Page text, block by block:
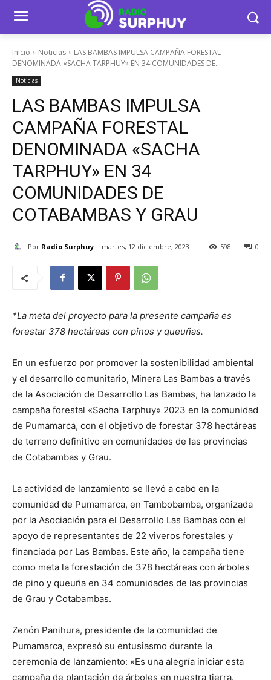
Inicio Noticias
LAS BAMBAS IMPULSA CAMPAÑA FORESTAL
DENOMINADA «SACHA TARPHUY» EN 34 COMUNIDADES DE...
Noticias
LAS BAMBAS IMPULSA
CAMPAÑA FORESTAL
DENOMINADA «SACHA
TARPHUY» EN 34
COMUNIDADES DE
COTABAMBAS Y GRAU
Por Radio Surphuy martes, 12 diciembre, 2023 0
598
*La meta del proyecto para la presente campaña es
forestar 378 hectáreas con pinos y queuñas.
En un esfuerzo por promover la sostenibilidad ambiental
y el desarrollo comunitario, Minera Las Bambas a través
de la Asociación de Desarrollo Las Bambas, ha lanzado la
campaña forestal «Sacha Tarphuy» 2023 en la comunidad
de Pumamarca, con el objetivo de forestar 378 hectáreas
de terreno definitivo en comunidades de las provincias
de Cotabambas y Grau.
La actividad de lanzamiento se llevó a cabo en la
comunidad de Pumamarca, en Tambobamba, organizada
por la Asociación para el Desarrollo Las Bambas con el
apoyo de representantes de 22 viveros forestales y
financiada por Las Bambas. Este año, la campaña tiene
como meta la forestación de 378 hectáreas con árboles
de pino y queuña en 34 comunidades de las provincias
de Grau y Cotabambas.
Zenón Panihura, presidente de la comunidad de
Pumamarca, expresó su entusiasmo durante la
ceremonia de lanzamiento: «Es una alegría iniciar esta
campaña de plantación de árboles en nuestra tierra.